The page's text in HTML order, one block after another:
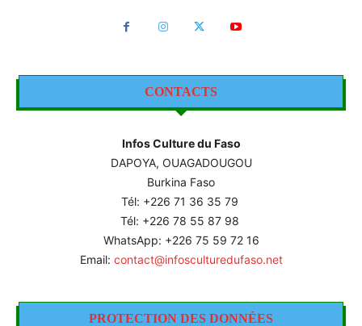
CONTACTS
Infos Culture du Faso
DAPOYA, OUAGADOUGOU
Burkina Faso
Tél: +226 71 36 35 79
Tél: +226 78 55 87 98
WhatsApp: +226 75 59 72 16
Email: contact@infosculturedufaso.net
PROTECTION DES DONNÉES